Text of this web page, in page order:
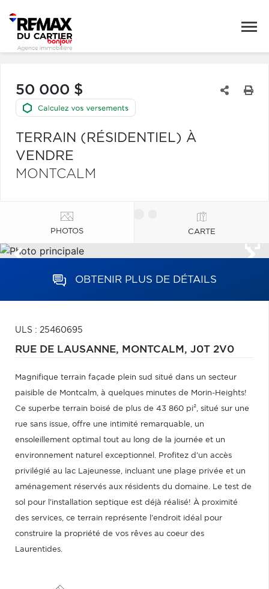
50 000 $
TERRAIN (RÉSIDENTIEL) À
VENDRE
MONTCALM
PHOTOS CARTE
OBTENIR PLUS DE DÉTAILS
ULS : 25460695
RUE DE LAUSANNE, MONTCALM, J0T 2V0
Magnifique terrain façade plein sud situé dans un secteur
paisible de Montcalm, à quelques minutes de Morin-Heights!
Ce superbe terrain boisé de plus de 43 860 pi², situé sur une
rue sans issue, offre une intimité remarquable, un
ensoleillement optimal tout au long de la journée et un
environnement naturel exceptionnel. Profitez d'un accès
privilégié au lac Lajeunesse, incluant une plage privée et un
aménagement réservés aux résidents du domaine. Le test de
sol pour l'installation septique est déjà réalisé! À proximité
des services, ce terrain représente l'endroit idéal pour
construire la propriété de vos rêves au coeur des
Laurentides.